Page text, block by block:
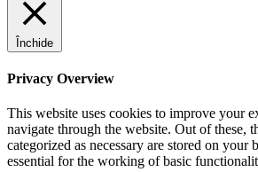
Închide
Privacy Overview
This website uses cookies to improve your
navigate through the website. Out of these,
categorized as necessary are stored on your
essential for the working of basic